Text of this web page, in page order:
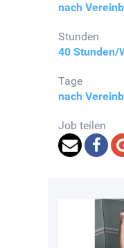
nach
Stunden
40 Stunden/
Tage
nach
Job teilen